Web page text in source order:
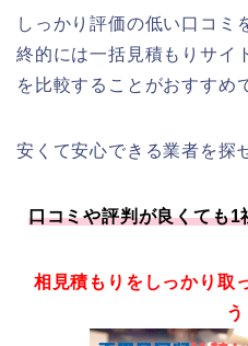
しっかり評価の低い口コミ
終的には一括見積もりサイ
を比較することがおすすめ
安くて安心できる業者を探
口コミや評判が良くても
相見積もりをしっかり取
う